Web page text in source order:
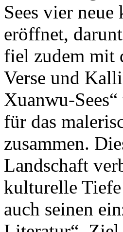
Sees vier
eröffnet,
fiel zudem mit
Verse und
Xuanwu-
für das
zusammen.
Landschaft
kulturelle Tiefe
auch seinen